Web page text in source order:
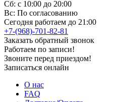
Сб: с 10:00 до 20:00
Вс: По согласованию
Сегодня работаем до 21:00
+7-(968)-701-82-81
Заказать обратный звонок
Работаем по записи!
Звоните перед приездом!
Записаться онлайн
О нас
FAQ